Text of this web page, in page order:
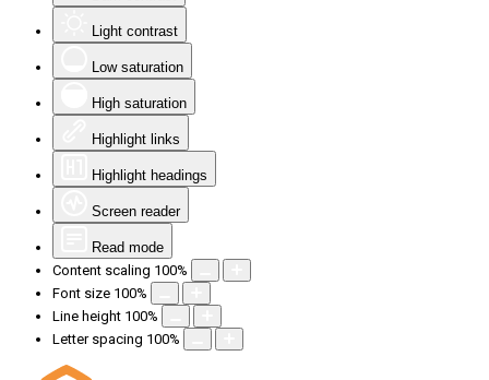
Light contrast
Low saturation
High saturation
Highlight links
Highlight headings
Screen reader
Read mode
Content scaling 100%
Font size 100%
Line height 100%
Letter spacing 100%